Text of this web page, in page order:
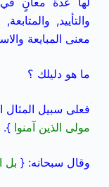
والتأييد,
معنى المبايعة
ما هو دليلك ؟
فعلى سبيل المثال
مولى الذين آمنوا }.
وقال سبحانه: { بل